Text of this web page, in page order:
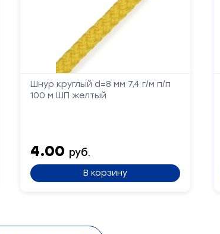
Шнур круглый d=8 мм 7,4 г/м п/п
100 м ШП желтый
4.00 руб.
В корзину
Заполните
форму,
имя